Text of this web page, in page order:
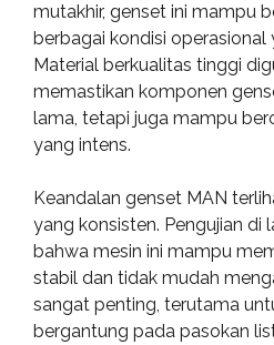
mutakhir, genset ini mampu
berbagai kondisi operasional
Material berkualitas tinggi
memastikan komponen
lama, tetapi juga mampu
yang intens.
Keandalan genset MAN
yang konsisten. Pengujian di
bahwa mesin ini mampu
stabil dan tidak mudah
sangat penting, terutama
bergantung pada pasokan